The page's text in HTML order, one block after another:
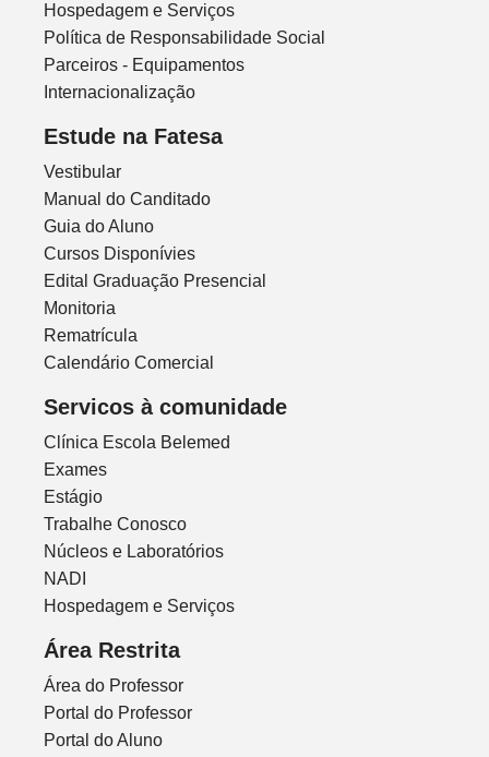
Hospedagem e Serviços
Política de Responsabilidade Social
Parceiros - Equipamentos
Internacionalização
Estude na Fatesa
Vestibular
Manual do Canditado
Guia do Aluno
Cursos Disponívies
Edital Graduação Presencial
Monitoria
Rematrícula
Calendário Comercial
Servicos à comunidade
Clínica Escola Belemed
Exames
Estágio
Trabalhe Conosco
Núcleos e Laboratórios
NADI
Hospedagem e Serviços
Área Restrita
Área do Professor
Portal do Professor
Portal do Aluno